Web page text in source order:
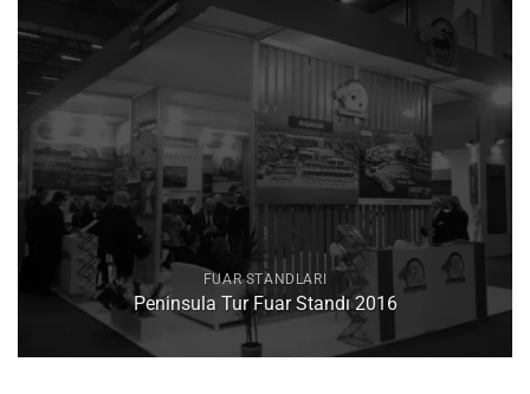
FUAR STANDLARI
Peninsula Tur Fuar Standı 2016